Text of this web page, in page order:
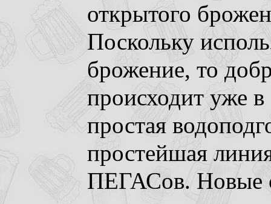
открытого
Поскольку
брожение, то
происходит уже
простая
простейшая
ПЕГАСов. Новые